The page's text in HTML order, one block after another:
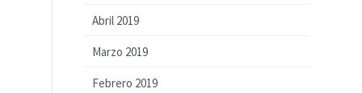
Abril 2019
Marzo 2019
Febrero 2019